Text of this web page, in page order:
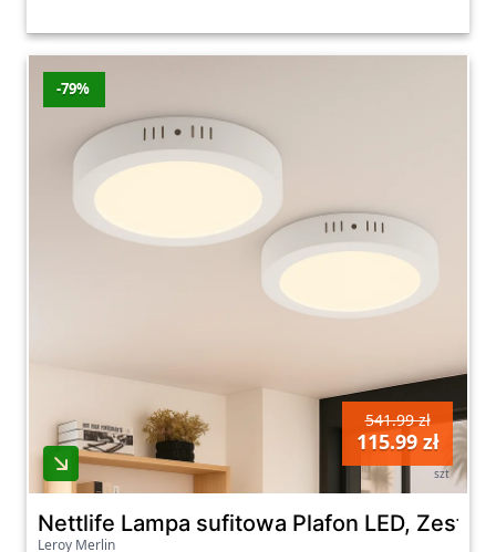
-79%
541.99 zł
115.99 zł
szt
Nettlife Lampa sufitowa Plafon LED,
Leroy Merlin